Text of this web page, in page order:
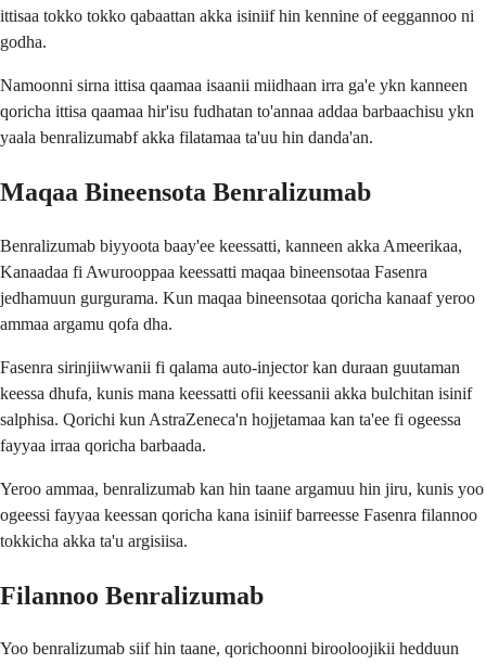
ittisaa tokko tokko qabaattan akka isiniif hin kennine of eeggannoo ni
godha.
Namoonni sirna ittisa qaamaa isaanii miidhaan irra ga'e ykn kanneen
qoricha ittisa qaamaa hir'isu fudhatan to'annaa addaa barbaachisu ykn
yaala benralizumabf akka filatamaa ta'uu hin danda'an.
Maqaa Bineensota Benralizumab
Benralizumab biyyoota baay'ee keessatti, kanneen akka Ameerikaa,
Kanaadaa fi Awurooppaa keessatti maqaa bineensotaa Fasenra
jedhamuun gurgurama. Kun maqaa bineensotaa qoricha kanaaf yeroo
ammaa argamu qofa dha.
Fasenra sirinjiiwwanii fi qalama auto-injector kan duraan guutaman
keessa dhufa, kunis mana keessatti ofii keessanii akka bulchitan isinif
salphisa. Qorichi kun AstraZeneca'n hojjetamaa kan ta'ee fi ogeessa
fayyaa irraa qoricha barbaada.
Yeroo ammaa, benralizumab kan hin taane argamuu hin jiru, kunis yoo
ogeessi fayyaa keessan qoricha kana isiniif barreesse Fasenra filannoo
tokkicha akka ta'u argisiisa.
Filannoo Benralizumab
Yoo benralizumab siif hin taane, qorichoonni birooloojikii hedduun